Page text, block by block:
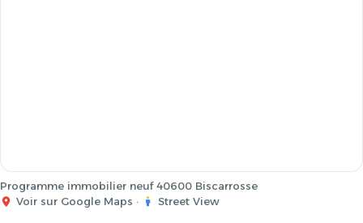
Programme immobilier neuf 40600 Biscarrosse
Voir sur Google Maps · Street View